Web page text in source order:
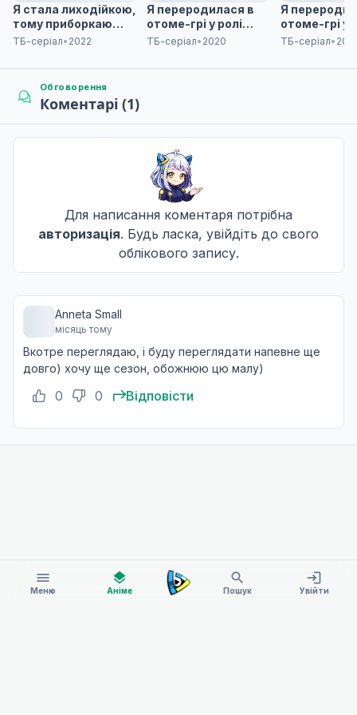
menu
Меню
layers
Аніме
search
Пошук
login
Увійти
Не озвучена
Не озвучена
Дата уточнюється
Дата уточнюється
Не озвучена
12 епізод
Не озвучена
13
Дата уточнюється
Я стала лиходійкою,
тому приборкаю
фінального боса
ТБ-серіал• 2022
Я переродилася в
отоме-грі у ролі
лиходійки: Усі рути
ТБ-серіал• 2020
Я
отоме-грі у
лиходійки:
ТБ-серіал• 2021
Обговорення
Коментарі (1)
Для написання коментаря потрібна
авторизація. Будь ласка, увійдіть до свого
облікового запису.
Anneta Small
місяць тому
Вкотре переглядаю, і буду переглядати напевне ще
довго) хочу ще сезон, обожнюю цю малу)
0 0 Відповісти